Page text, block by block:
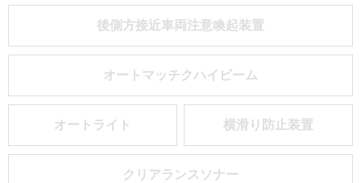
後側方接近車両注意喚起装置
オートマッチクハイビーム
オートライト 横滑り防止装置
クリアランスソナー